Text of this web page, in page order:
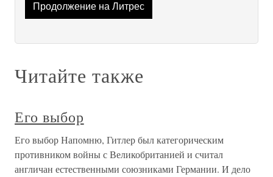
Продолжение на Литрес
Читайте также
Его выбор
Его выбор Напомню, Гитлер был категорическим
противником войны с Великобританией и считал
англичан естественными союзниками Германии. И дело